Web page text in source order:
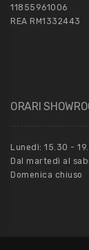
11855961006
REA RM1332443
ORARI
Lunedì: 15.30 -
Dal martedì al
Domenica chiuso